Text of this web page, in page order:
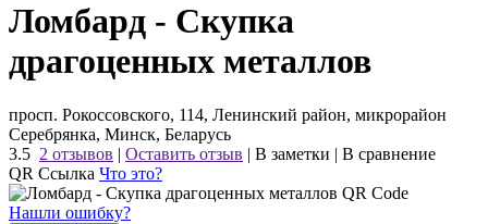
Ломбард - Скупка
драгоценных металлов
просп. Рокоссовского, 114, Ленинский район, микрорайон
Серебрянка, Минск, Беларусь
3.5 2 отзывов | Оставить отзыв | В заметки | В сравнение
QR Ссылка Что это?
Нашли ошибку?